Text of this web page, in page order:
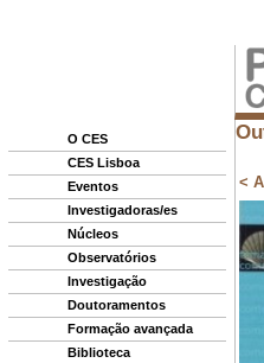
O CES
CES Lisboa
Eventos
Investigadoras/es
Núcleos
Observatórios
Investigação
Doutoramentos
Formação avançada
Biblioteca